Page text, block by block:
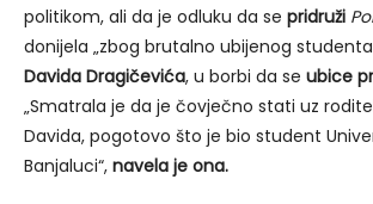
politikom, ali da je odluku da se pridruži
donijela „zbog brutalno ubijenog
Davida Dragičevića, u borbi da se ubice
„Smatrala je da je čovječno stati uz
Davida, pogotovo što je bio student
Banjaluci“, navela je ona.